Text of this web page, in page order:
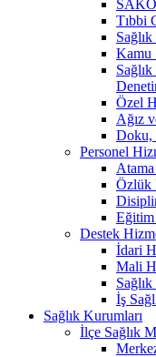
Tıbbi
Kamu
Özel
Ağız
Doku,
Personel
Özlük
Destek
İdari
Mali
İş
Sağlık Kurumları
İlçe Sağlık